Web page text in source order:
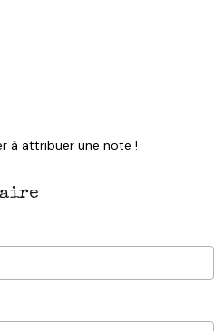
à attribuer une note !